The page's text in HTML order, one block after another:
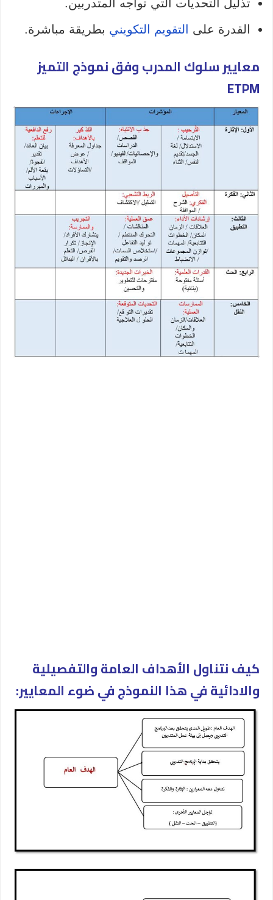
تذليل التحديات التي تواجه المتدربين.
القدرة على التقويم التكويني بطريقة مباشرة.
معايير سلوك المدرب وفق نموذج التميز
ETPM
كيف نتناول الأهداف العامة والتفصيلية
والادائية في هذا النموذج في ضوء المعايير: